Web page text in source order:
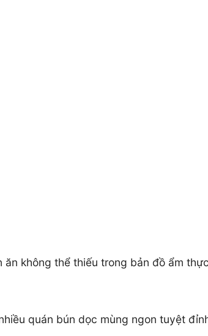
không thể thiếu trong bản đồ ẩm
quán bún dọc mùng ngon tuyệt